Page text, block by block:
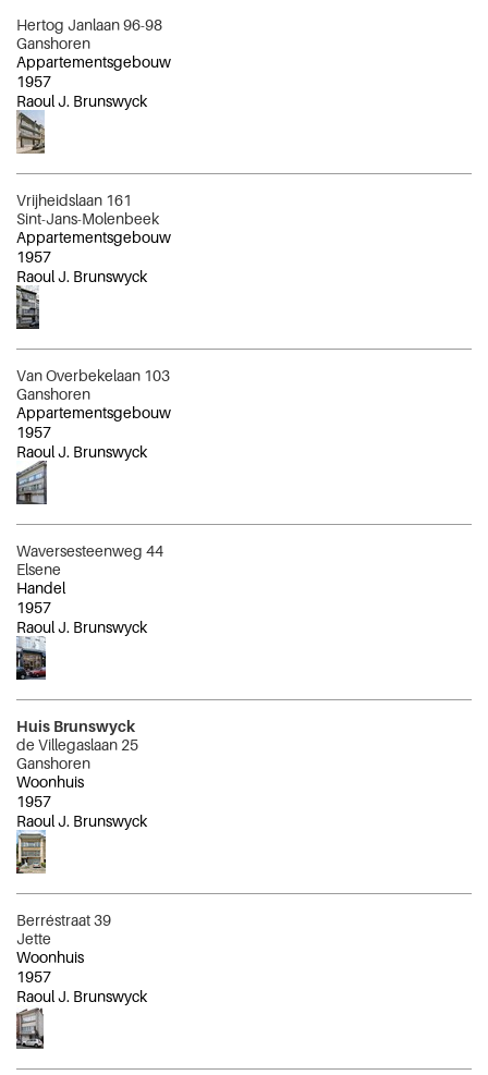
Hertog Janlaan 96-98
Ganshoren
Appartementsgebouw
1957
Raoul J. Brunswyck
Vrijheidslaan 161
Sint-Jans-Molenbeek
Appartementsgebouw
1957
Raoul J. Brunswyck
Van Overbekelaan 103
Ganshoren
Appartementsgebouw
1957
Raoul J. Brunswyck
Waversesteenweg 44
Elsene
Handel
1957
Raoul J. Brunswyck
Huis Brunswyck
de Villegaslaan 25
Ganshoren
Woonhuis
1957
Raoul J. Brunswyck
Berréstraat 39
Jette
Woonhuis
1957
Raoul J. Brunswyck